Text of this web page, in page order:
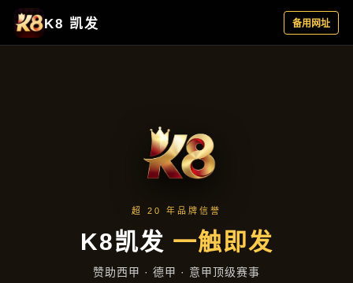
成功案例
首页 成功案例